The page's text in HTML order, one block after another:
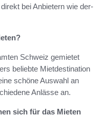
bei Anbietern wie der-
Schweiz gemietet
beliebte Mietdestination
schöne Auswahl an
Anlässe an.
sich für das Mieten